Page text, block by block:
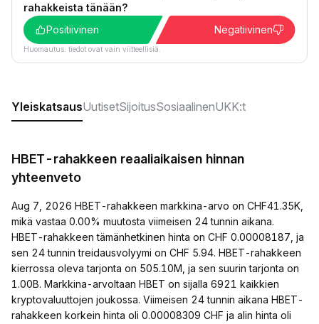
rahakkeista tänään?
Positiivinen
Negatiivinen
Huomautus: tiedot ovat vain viitteellisiä.
YleiskatsausUutisetSijoitusSosiaalinenUKK:t
HBET-rahakkeen reaaliaikaisen hinnan
yhteenveto
Aug 7, 2026 HBET-rahakkeen markkina-arvo on CHF41.35K,
mikä vastaa 0.00% muutosta viimeisen 24 tunnin aikana.
HBET-rahakkeen tämänhetkinen hinta on CHF 0.00008187, ja
sen 24 tunnin treidausvolyymi on CHF 5.94. HBET-rahakkeen
kierrossa oleva tarjonta on 505.10M, ja sen suurin tarjonta on
1.00B. Markkina-arvoltaan HBET on sijalla 6921 kaikkien
kryptovaluuttojen joukossa. Viimeisen 24 tunnin aikana HBET-
rahakkeen korkein hinta oli 0.00008309 CHF ja alin hinta oli